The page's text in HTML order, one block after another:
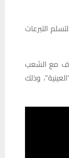
التبرعات
مع الشعب
وذلك